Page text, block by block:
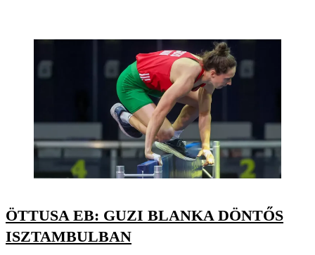
ÖTTUSA EB: GUZI BLANKA DÖNTŐS
ISZTAMBULBAN